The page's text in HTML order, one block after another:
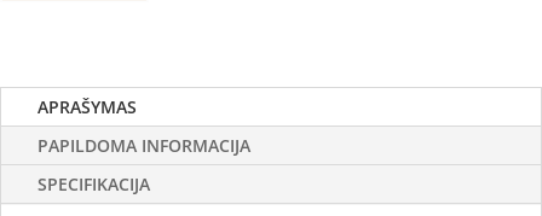
APRAŠYMAS
PAPILDOMA INFORMACIJA
SPECIFIKACIJA